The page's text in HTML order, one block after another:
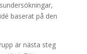
baserat på den
är nästa steg